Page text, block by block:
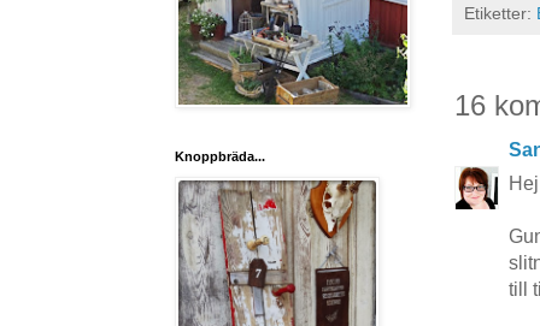
Etiketter:
16
till
Knoppbräda...